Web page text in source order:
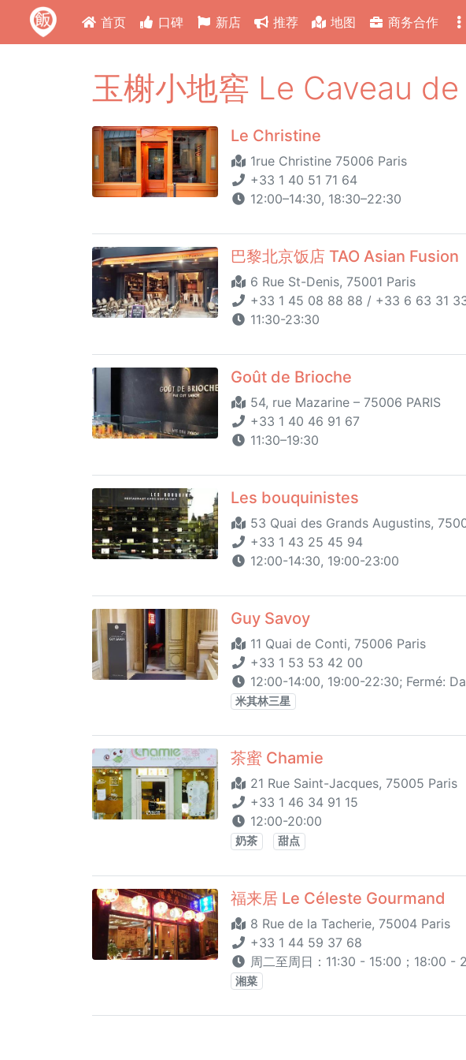
首页 口碑 新店 推荐 地图 商务合作
玉榭小地窖 Le Caveau
Le Christine
1rue Christine 75006 Paris
+33 1 40 51 71 64
12:00–14:30, 18:30–22:30
巴黎北京饭店 TAO Asian Fusion
6 Rue St-Denis, 75001 Paris
+33 1 45 08 88 88 / +33 6 63 31
11:30-23:30
Goût de Brioche
54, rue Mazarine – 75006 PARIS
+33 1 40 46 91 67
11:30–19:30
Les bouquinistes
53 Quai des Grands Augustins,
+33 1 43 25 45 94
12:00-14:30, 19:00-23:00
Guy Savoy
11 Quai de Conti, 75006 Paris
+33 1 53 53 42 00
12:00-14:00, 19:00-22:30; Fermé:
米其林三星
茶蜜 Chamie
21 Rue Saint-Jacques, 75005 Paris
+33 1 46 34 91 15
12:00-20:00
奶茶 甜点
福来居 Le Céleste Gourmand
8 Rue de la Tacherie, 75004 Paris
+33 1 44 59 37 68
周二至周日：11:30 - 15:00；18:00 -
湘菜